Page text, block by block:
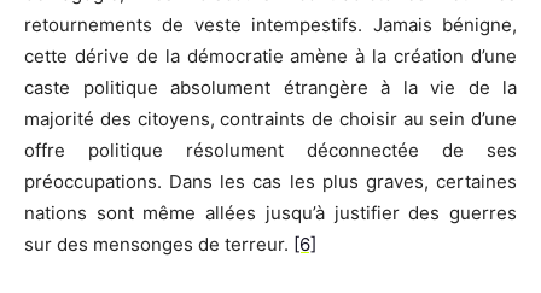
retournements de veste intempestifs. Jamais bénigne,
cette dérive de la démocratie amène à la création d’une
caste politique absolument étrangère à la vie de la
majorité des citoyens, contraints de choisir au sein d’une
offre politique résolument déconnectée de ses
préoccupations. Dans les cas les plus graves, certaines
nations sont même allées jusqu’à justifier des guerres
sur des mensonges de terreur. [6]